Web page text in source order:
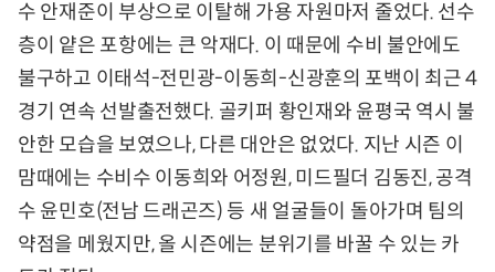
수 안재준이 부상으로 이탈해 가용 자원마저 줄었다. 선수
층이 얕은 포항에는 큰 악재다. 이 때문에 수비 불안에도
불구하고 이태석-전민광-이동희-신광훈의 포백이 최근 4
경기 연속 선발출전했다. 골키퍼 황인재와 윤평국 역시 불
안한 모습을 보였으나, 다른 대안은 없었다. 지난 시즌 이
맘때에는 수비수 이동희와 어정원, 미드필더 김동진, 공격
수 윤민호(전남 드래곤즈) 등 새 얼굴들이 돌아가며 팀의
약점을 메웠지만, 올 시즌에는 분위기를 바꿀 수 있는 카